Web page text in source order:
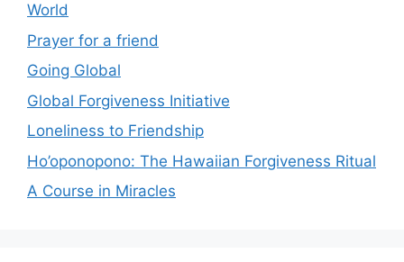
World
Prayer for a friend
Going Global
Global Forgiveness Initiative
Loneliness to Friendship
Ho’oponopono: The Hawaiian Forgiveness Ritual
A Course in Miracles